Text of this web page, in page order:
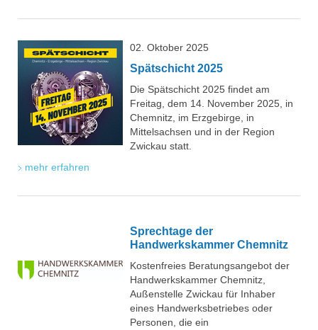
02. Oktober 2025
Spätschicht 2025
Die Spätschicht 2025 findet am
Freitag, dem 14. November 2025, in
Chemnitz, im Erzgebirge, in
Mittelsachsen und in der Region
Zwickau statt.
mehr erfahren
Sprechtage der
Handwerkskammer Chemnitz
Kostenfreies Beratungsangebot der
Handwerkskammer Chemnitz,
Außenstelle Zwickau für Inhaber
eines Handwerksbetriebes oder
Personen, die ein